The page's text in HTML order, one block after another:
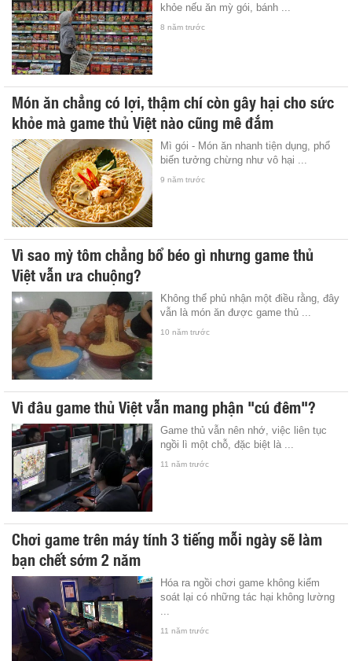
khỏe nếu ăn mỳ gói, bánh ...
8 năm trước
Món ăn chẳng có lợi, thậm chí còn gây hại cho sức
khỏe mà game thủ Việt nào cũng mê đắm
Mì gói - Món ăn nhanh tiện dụng, phổ
biến tưởng chừng như vô hại ...
9 năm trước
Vì sao mỳ tôm chẳng bổ béo gì nhưng game thủ
Việt vẫn ưa chuộng?
Không thể phủ nhận một điều rằng, đây
vẫn là món ăn được game thủ ...
10 năm trước
Vì đâu game thủ Việt vẫn mang phận "cú đêm"?
Game thủ vẫn nên nhớ, việc liên tục
ngồi lì một chỗ, đặc biệt là ...
11 năm trước
Chơi game trên máy tính 3 tiếng mỗi ngày sẽ làm
bạn chết sớm 2 năm
Hóa ra ngồi chơi game không kiểm
soát lại có những tác hại không lường
11 năm trước